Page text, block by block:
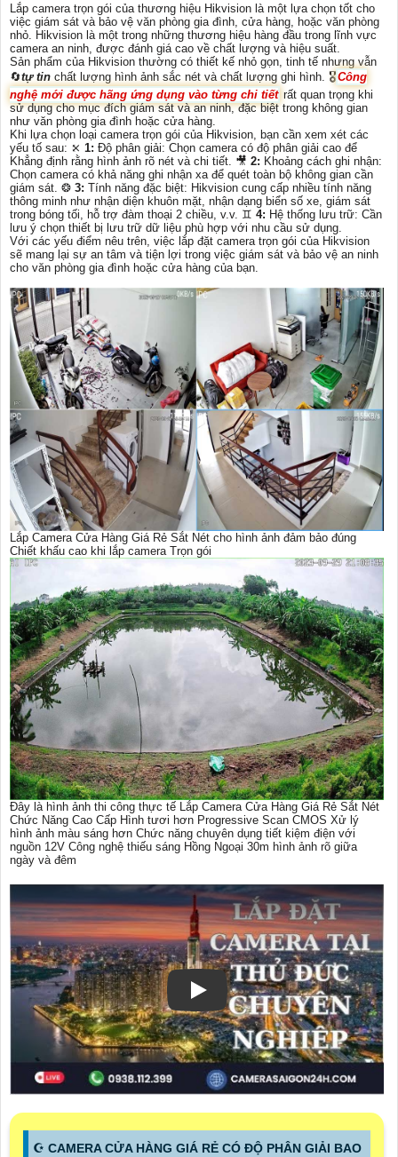
Lắp camera trọn gói của thương hiệu Hikvision là một lựa chọn tốt cho
việc giám sát và bảo vệ văn phòng gia đình, cửa hàng, hoặc văn phòng
nhỏ. Hikvision là một trong những thương hiệu hàng đầu trong lĩnh vực
camera an ninh, được đánh giá cao về chất lượng và hiệu suất.
Sản phẩm của Hikvision thường có thiết kế nhỏ gọn, tinh tế nhưng vẫn
🔄tự tin chất lượng hình ảnh sắc nét và chất lượng ghi hình. 🎖️Công
nghệ mới được hãng ứng dụng vào từng chi tiết rất quan trọng khi
sử dụng cho mục đích giám sát và an ninh, đặc biệt trong không gian
như văn phòng gia đình hoặc cửa hàng.
Khi lựa chọn loại camera trọn gói của Hikvision, bạn cần xem xét các
yếu tố sau: ⤪ 1: Độ phân giải: Chọn camera có độ phân giải cao để
Khẳng định rằng hình ảnh rõ nét và chi tiết. 🎥 2: Khoảng cách ghi nhận:
Chọn camera có khả năng ghi nhận xa để quét toàn bộ không gian cần
giám sát. ❂ 3: Tính năng đặc biệt: Hikvision cung cấp nhiều tính năng
thông minh như nhận diện khuôn mặt, nhận dạng biển số xe, giám sát
trong bóng tối, hỗ trợ đàm thoại 2 chiều, v.v. ♊ 4: Hệ thống lưu trữ: Cần
lưu ý chọn thiết bị lưu trữ dữ liệu phù hợp với nhu cầu sử dụng.
Với các yếu điểm nêu trên, việc lắp đặt camera trọn gói của Hikvision
sẽ mang lại sự an tâm và tiện lợi trong việc giám sát và bảo vệ an ninh
cho văn phòng gia đình hoặc cửa hàng của bạn.
Lắp Camera Cửa Hàng Giá Rẻ Sắt Nét cho hình ảnh đảm bảo đúng
Chiết khấu cao khi lắp camera Trọn gói
Đây là hình ảnh thi công thực tế Lắp Camera Cửa Hàng Giá Rẻ Sắt Nét
Chức Năng Cao Cấp Hình tươi hơn Progressive Scan CMOS Xử lý
hình ảnh màu sáng hơn Chức năng chuyên dụng tiết kiệm điện với
nguồn 12V Công nghệ thiếu sáng Hồng Ngoại 30m hình ảnh rõ giữa
ngày và đêm
☪ CAMERA CỬA HÀNG GIÁ RẺ CÓ ĐỘ PHÂN GIẢI BAO